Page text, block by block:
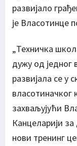
развијало
је Власотинце
„Техничка
дужу од једног
развијала се у
власотиначког
захваљујући
Канцеларији
нови тренинг